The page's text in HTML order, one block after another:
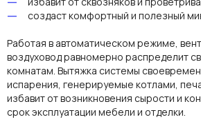
создаст комфортный и полезный
Работая в автоматическом режиме,
воздуховодравномерно распределит
комнатам. Вытяжка системы
испарения, генерируемые котлами,
избавит от возникновения сырости и
срок эксплуатации мебели и отделки.